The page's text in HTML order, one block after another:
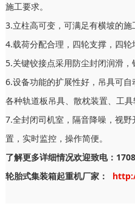
施工要求。
3.立柱高可变，可满足有横坡的施
4.载荷分配合理，四轮支撑，四轮
5.关键铰接点采用防尘封闭润滑，
6.设备功能的扩展性好，吊具可
各种轨道板吊具、散枕装置、工具
7.全封闭司机室，隔音降噪，视
置，实时监控，操作简便。
了解更多详细情况欢迎致电：
轮胎式集装箱起重机厂家：